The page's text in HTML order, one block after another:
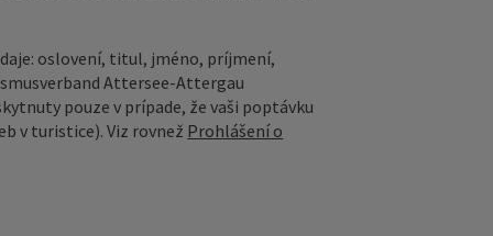
oslovení, titul, jméno, príjmení,
Attersee-Attergau
pouze v prípade, že vaši poptávku
v turistice). Viz rovnež Prohlášení o